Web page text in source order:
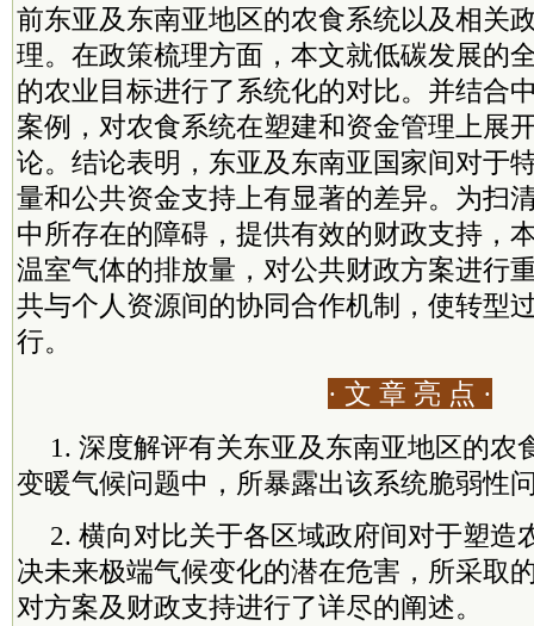
前东亚及东南亚地区的农食系统以及相关
理。在政策梳理方面，本文就低碳发展的
的农业目标进行了系统化的对比。并结合
案例，对农食系统在塑建和资金管理上展
论。结论表明，东亚及东南亚国家间对于
量和公共资金支持上有显著的差异。为扫
中所存在的障碍，提供有效的财政支持，
温室气体的排放量，对公共财政方案进行
共与个人资源间的协同合作机制，使转型
行。
· 文 章 亮 点 ·
1. 深度解评有关东亚及东南亚地区的农
变暖气候问题中，所暴露出该系统脆弱性
2. 横向对比关于各区域政府间对于塑造
决未来极端气候变化的潜在危害，所采取
对方案及财政支持进行了详尽的阐述。